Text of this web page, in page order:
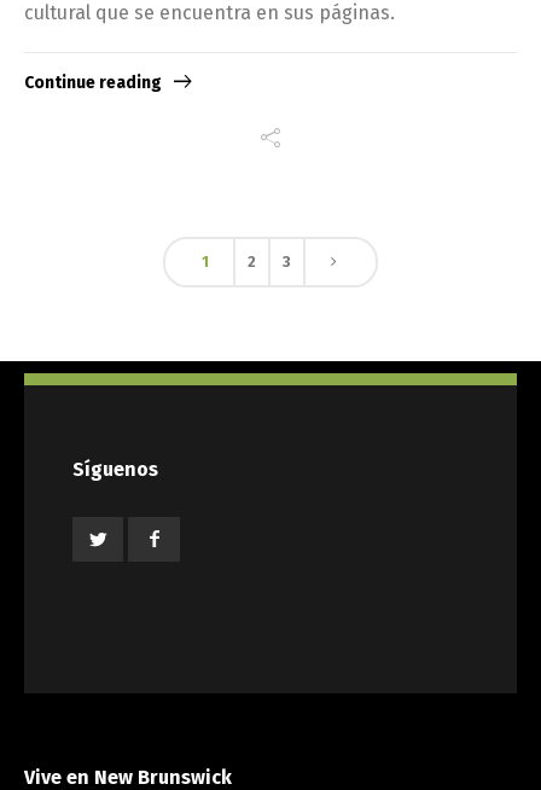
cultural que se encuentra en sus páginas.
Continue reading
1 2 3
Síguenos
Vive en New Brunswick